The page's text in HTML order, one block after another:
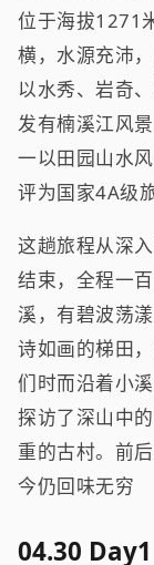
位于海拔1271
横，水源充沛
以水秀、岩奇
发有楠溪江风
一以田园山水
评为国家4A级
这趟旅程从深
结束，全程一
溪，有碧波荡
诗如画的梯田
们时而沿着小
探访了深山中
重的古村。前
今仍回味无穷
04.30 Day1